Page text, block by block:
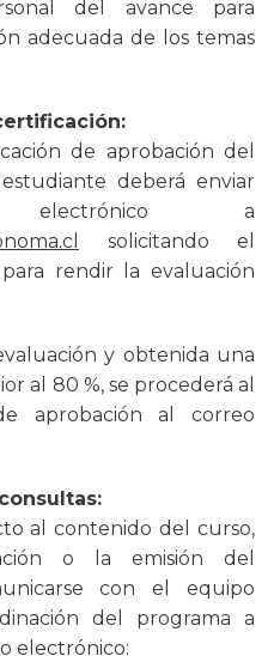
del avance para
adecuada de los temas
de aprobación del
deberá enviar
a
solicitando el
rendir la evaluación
y obtenida una
al 80 %, se procederá al
aprobación al correo
al contenido del curso,
o la emisión del
con el equipo
del programa a
electrónico: